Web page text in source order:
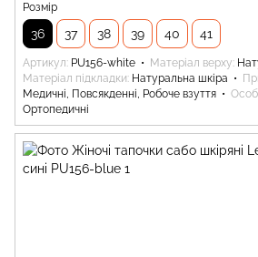
Розмір
36 37 38 39 40 41
Артикул PU156-white Матеріал верху
Матеріал підкладки Натуральна шкіра
Медичні, Повсякденні, Робоче взуття
Ортопедичні